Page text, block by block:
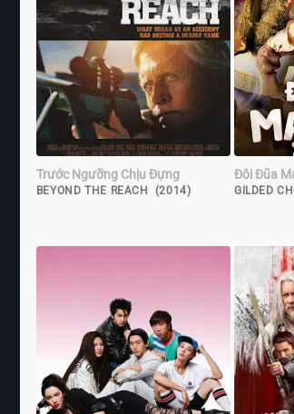
Trước Ngưỡng Chịu Đựng
BEYOND THE REACH (2014)
Đôi Đũa
GILDED